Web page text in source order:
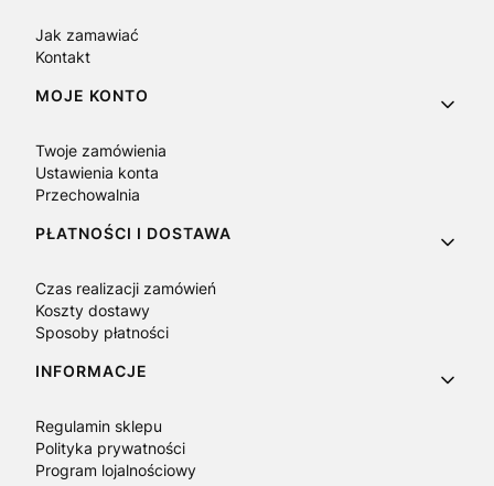
Jak zamawiać
Kontakt
MOJE KONTO
Twoje zamówienia
Ustawienia konta
Przechowalnia
PŁATNOŚCI I DOSTAWA
Czas realizacji zamówień
Koszty dostawy
Sposoby płatności
INFORMACJE
Regulamin sklepu
Polityka prywatności
Program lojalnościowy